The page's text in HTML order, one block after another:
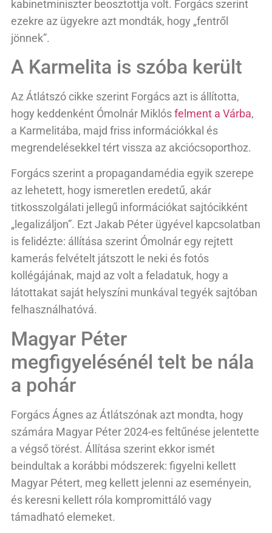
kabinetminiszter beosztottja volt. Forgács szerint
ezekre az ügyekre azt mondták, hogy „fentről
jönnek”.
A Karmelita is szóba került
Az Átlátszó cikke szerint Forgács azt is állította,
hogy keddenként Ómolnár Miklósfelment a Várba,
a Karmelitába, majd friss információkkal és
megrendelésekkel tért vissza az akciócsoporthoz.
Forgács szerint a propagandamédia egyik szerepe
az lehetett, hogy ismeretlen eredetű, akár
titkosszolgálati jellegű információkat sajtócikként
„legalizáljon”. Ezt Jakab Péter ügyével kapcsolatban
is felidézte: állítása szerint Ómolnár egy rejtett
kamerás felvételt játszott le neki és fotós
kollégájának, majd az volt a feladatuk, hogy a
látottakat saját helyszíni munkával tegyék sajtóban
felhasználhatóvá.
Magyar Péter
megfigyelésénél telt be nála
a pohár
Forgács Ágnes az Átlátszónak azt mondta, hogy
számára Magyar Péter 2024-es feltűnése jelentette
a végső törést. Állítása szerint ekkor ismét
beindultak a korábbi módszerek: figyelni kellett
Magyar Pétert, meg kellett jelenni az eseményein,
és keresni kellett róla kompromittáló vagy
támadható elemeket.